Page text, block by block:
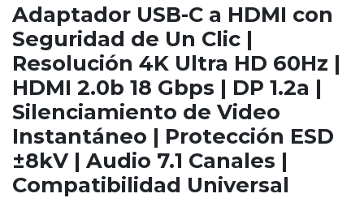
Adaptador USB-C a HDMI con
Seguridad de Un Clic |
Resolución 4K Ultra HD 60Hz |
HDMI 2.0b 18 Gbps | DP 1.2a |
Silenciamiento de Video
Instantáneo | Protección ESD
±8kV | Audio 7.1 Canales |
Compatibilidad Universal